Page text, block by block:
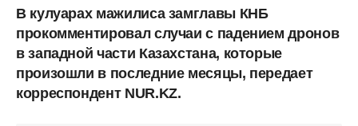
В кулуарах мажилиса замглавы КНБ
прокомментировал случаи с падением дронов
в западной части Казахстана, которые
произошли в последние месяцы, передает
корреспондент NUR.KZ.